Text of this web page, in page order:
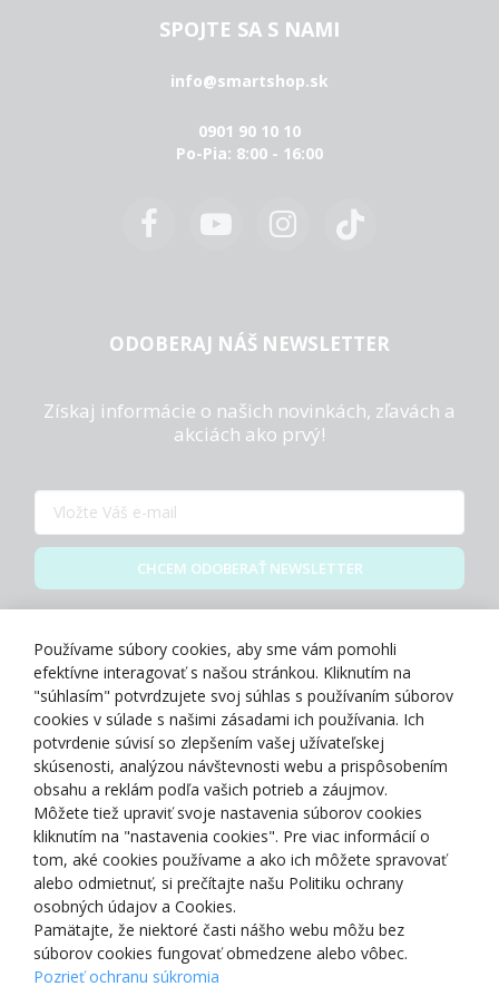
SPOJTE SA S NAMI
info@smartshop.sk
0901 90 10 10
Po-Pia: 8:00 - 16:00
ODOBERAJ NÁŠ NEWSLETTER
Získaj informácie o našich novinkách, zľavách a
akciách ako prvý!
CHCEM ODOBERAŤ NEWSLETTER
O NÁS
NAKUPOVANIE
ZÁKAZNÍCKA ZÓNA
NAŠE OCENENIA
Používame súbory cookies, aby sme vám pomohli
efektívne interagovať s našou stránkou. Kliknutím na
"súhlasím" potvrdzujete svoj súhlas s používaním súborov
cookies v súlade s našimi zásadami ich používania. Ich
potvrdenie súvisí so zlepšením vašej užívateľskej
skúsenosti, analýzou návštevnosti webu a prispôsobením
obsahu a reklám podľa vašich potrieb a záujmov.
Môžete tiež upraviť svoje nastavenia súborov cookies
kliknutím na "nastavenia cookies". Pre viac informácií o
tom, aké cookies používame a ako ich môžete spravovať
alebo odmietnuť, si prečítajte našu Politiku ochrany
osobných údajov a Cookies.
Pamätajte, že niektoré časti nášho webu môžu bez
súborov cookies fungovať obmedzene alebo vôbec.
Pozrieť ochranu súkromia